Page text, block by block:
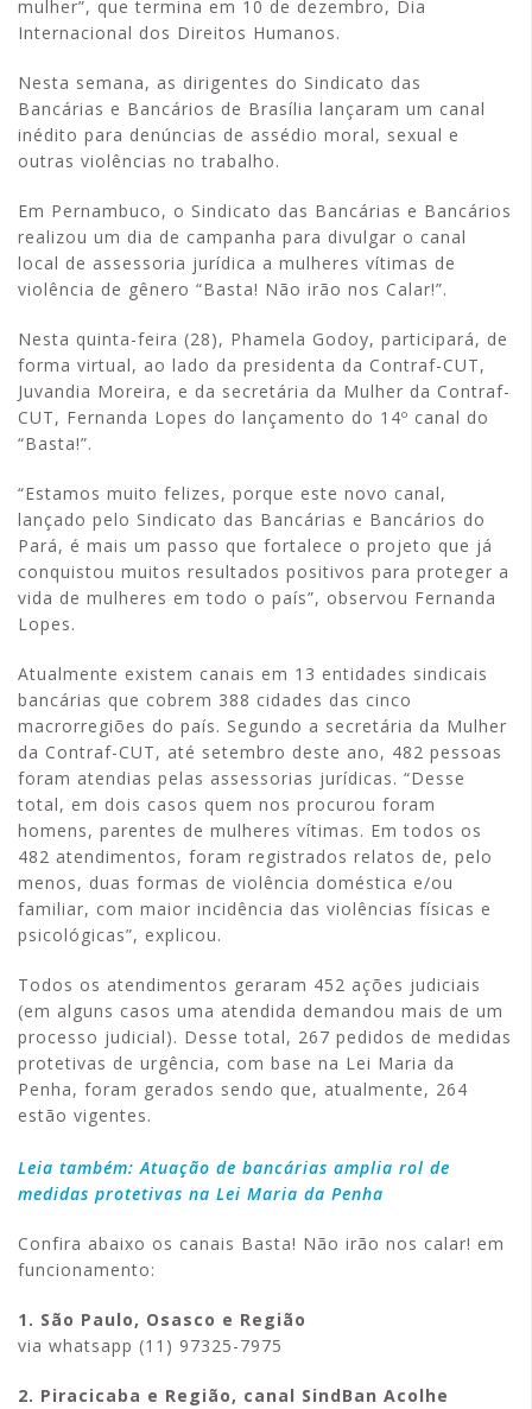
mulher”, que termina em 10 de dezembro, Dia
Internacional dos Direitos Humanos.
Nesta semana, as dirigentes do Sindicato das
Bancárias e Bancários de Brasília lançaram um canal
inédito para denúncias de assédio moral, sexual e
outras violências no trabalho.
Em Pernambuco, o Sindicato das Bancárias e Bancários
realizou um dia de campanha para divulgar o canal
local de assessoria jurídica a mulheres vítimas de
violência de gênero “Basta! Não irão nos Calar!”.
Nesta quinta-feira (28), Phamela Godoy, participará, de
forma virtual, ao lado da presidenta da Contraf-CUT,
Juvandia Moreira, e da secretária da Mulher da Contraf-
CUT, Fernanda Lopes do lançamento do 14º canal do
“Basta!”.
“Estamos muito felizes, porque este novo canal,
lançado pelo Sindicato das Bancárias e Bancários do
Pará, é mais um passo que fortalece o projeto que já
conquistou muitos resultados positivos para proteger a
vida de mulheres em todo o país”, observou Fernanda
Lopes.
Atualmente existem canais em 13 entidades sindicais
bancárias que cobrem 388 cidades das cinco
macrorregiões do país. Segundo a secretária da Mulher
da Contraf-CUT, até setembro deste ano, 482 pessoas
foram atendias pelas assessorias jurídicas. “Desse
total, em dois casos quem nos procurou foram
homens, parentes de mulheres vítimas. Em todos os
482 atendimentos, foram registrados relatos de, pelo
menos, duas formas de violência doméstica e/ou
familiar, com maior incidência das violências físicas e
psicológicas”, explicou.
Todos os atendimentos geraram 452 ações judiciais
(em alguns casos uma atendida demandou mais de um
processo judicial). Desse total, 267 pedidos de medidas
protetivas de urgência, com base na Lei Maria da
Penha, foram gerados sendo que, atualmente, 264
estão vigentes.
Leia também: Atuação de bancárias amplia rol de
medidas protetivas na Lei Maria da Penha
Confira abaixo os canais Basta! Não irão nos calar! em
funcionamento:
1. São Paulo, Osasco e Região
via whatsapp (11) 97325-7975
2. Piracicaba e Região, canal SindBan Acolhe